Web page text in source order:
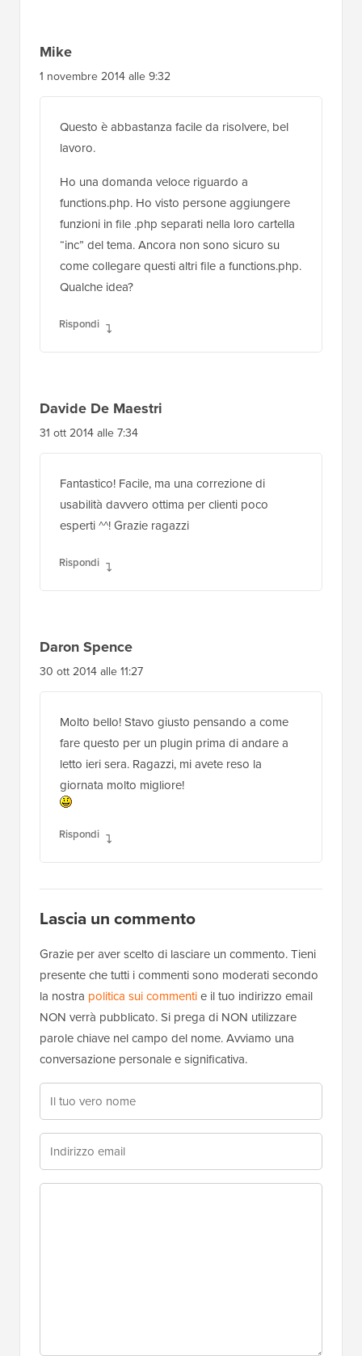
Mike
1 novembre 2014 alle 9:32
Questo è abbastanza facile da risolvere, bel
lavoro.
Ho una domanda veloce riguardo a
functions.php. Ho visto persone aggiungere
funzioni in file .php separati nella loro cartella
“inc” del tema. Ancora non sono sicuro su
come collegare questi altri file a functions.php.
Qualche idea?
Rispondi
Davide De Maestri
31 ott 2014 alle 7:34
Fantastico! Facile, ma una correzione di
usabilità davvero ottima per clienti poco
esperti ^^! Grazie ragazzi
Rispondi
Daron Spence
30 ott 2014 alle 11:27
Molto bello! Stavo giusto pensando a come
fare questo per un plugin prima di andare a
letto ieri sera. Ragazzi, mi avete reso la
giornata molto migliore!
Rispondi
Lascia un commento
Grazie per aver scelto di lasciare un commento. Tieni
presente che tutti i commenti sono moderati secondo
la nostra politica sui commentie il tuo indirizzo email
NON verrà pubblicato. Si prega di NON utilizzare
parole chiave nel campo del nome. Avviamo una
conversazione personale e significativa.